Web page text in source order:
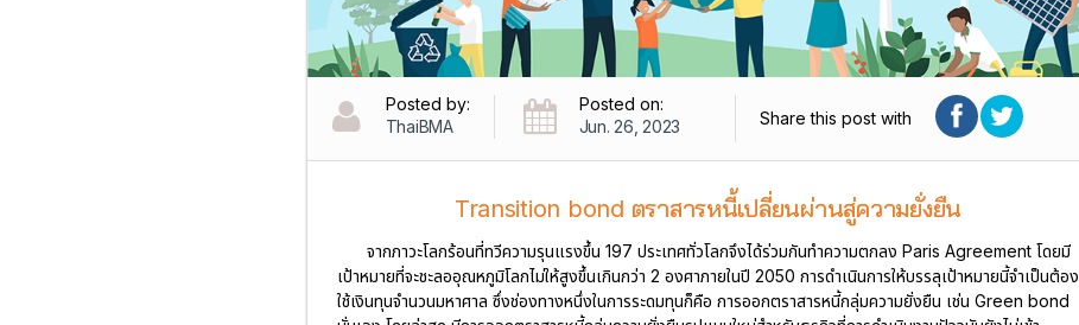
Posted by:
ThaiBMA
Posted on:
Jun. 26, 2023
Share this post with
Transition bond ตราสารหนี้เปลี่ยนผ่านสู่ความยั่งยืน
จากภาวะโลกร้อนที่ทวีความรุนแรงขึ้น 197 ประเทศทั่วโลกจึงได้ร่วมกันทำความตกลง Paris Agreement โดยมี
เป้าหมายที่จะชะลออุณหภูมิโลกไม่ให้สูงขึ้นเกินกว่า 2 องศาภายในปี 2050 การดำเนินการให้บรรลุเป้าหมายนี้จำเป็นต้อง
ใช้เงินทุนจำนวนมหาศาล ซึ่งช่องทางหนึ่งในการระดมทุนก็คือ การออกตราสารหนี้กลุ่มความยั่งยืน เช่น Green bond